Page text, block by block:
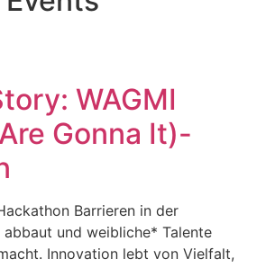
WAGMI
Gonna It)-
Barrieren in der
und weibliche* Talente
Innovation lebt von Vielfalt,